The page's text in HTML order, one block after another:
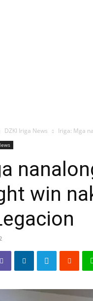
DZKI Iriga News Iriga: Mga
win